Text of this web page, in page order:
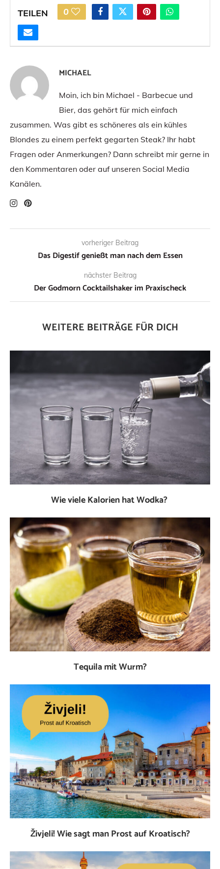
TEILEN 0
MICHAEL
Moin, ich bin Michael - Barbecue und
Bier, das gehört für mich einfach
zusammen. Was gibt es schöneres als ein kühles
Blondes zu einem perfekt gegarten Steak? Ihr habt
Fragen oder Anmerkungen? Dann schreibt mir gerne in
den Kommentaren oder auf unseren Social Media
Kanälen.
vorheriger Beitrag
Das Digestif genießt man nach dem Essen
nächster Beitrag
Der Godmorn Cocktailshaker im Praxischeck
WEITERE BEITRÄGE FÜR DICH
Wie viele Kalorien hat Wodka?
Tequila mit Wurm?
Živjeli! Wie sagt man Prost auf Kroatisch?